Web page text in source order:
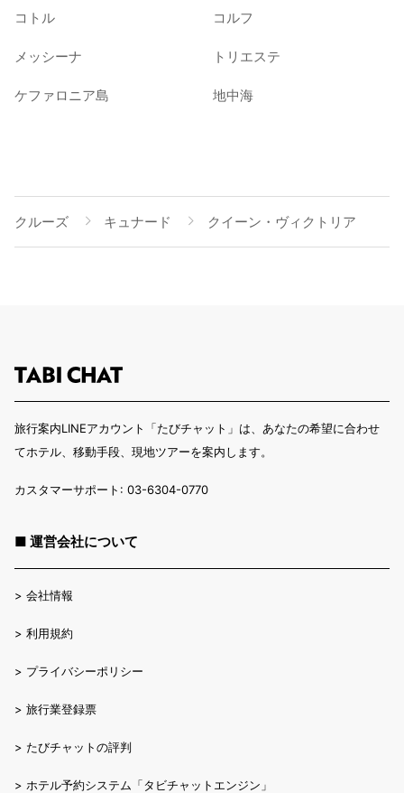
コトル コルフ
メッシーナ トリエステ
ケファロニア島 地中海
クルーズ キュナード クイーン・ヴィクトリア
旅行案内LINEアカウント「たびチャット」は、あなたの希望に合わせ
てホテル、移動手段、現地ツアーを案内します。
カスタマーサポート: 03-6304-0770
■ 運営会社について
> 会社情報
> 利用規約
> プライバシーポリシー
> 旅行業登録票
> たびチャットの評判
> ホテル予約システム「タビチャットエンジン」